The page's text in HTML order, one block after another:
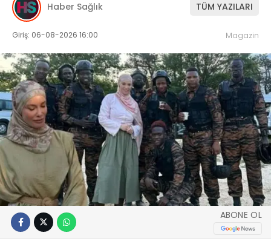
Haber Sağlık TÜM YAZILARI
Giriş: 06-08-2026 16:00 Magazin
ABONE OL